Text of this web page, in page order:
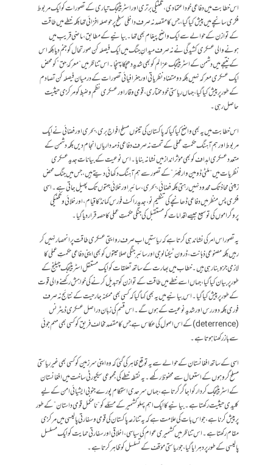
اس خطابت میں دفاعی خود اعتمادی، تکنیکی برتری اور اسٹریٹیجک تیاری کے تصورات کو ایک مربوط
فکری سانچے میں پیش کیا گیا، جس کا مقصد نہ صرف داخلی سطح پر حوصلہ افزائی تھا بلکہ خطے میں طاقت
کے توازن کے حوالے سے ایک واضح پیغام بھی تھا۔بیانیے کے مطابق، ماضی قریب میں
ہونے والی عسکری کشیدگی نے نہ صرف میدانِ جنگ میں ایک فیصلہ کن صورتحال کو جنم دیا بلکہ اس
کے نتیجے میں دشمن کے اسٹریٹیجک عزائم کو بھی شدید دھچکا پہنچا۔ اس تناظر میں “معرکۂ حق” کو محض
ایک عسکری معرکہ نہیں بلکہ دو متضاد نظریاتی اور جغرافیائی تصورات کے درمیان فیصلہ کن تصادم
کے طور پر پیش کیا گیا، جہاں ریاستی خودمختاری، قومی وقار اور عسکری نظم و ضبط کو مرکزی حیثیت
حاصل رہی۔
اس خطابت میں یہ بھی واضح کیا گیا کہ پاکستان کی تینوں مسلح افواج بری، بحری اور فضائی نے ایک
مربوط اور ہم آہنگ حکمتِ عملی کے تحت نہ صرف دفاعی ذمہ داریاں انجام دیں بلکہ دشمن کے
متعدد عسکری اہداف کو بھی مؤثر انداز میں نشانہ بنایا۔ اس نوعیت کے بیانات جدید عسکری
نظریات میں “ملٹی ڈومین وارفیئر” کے تصور سے ہم آہنگ دکھائی دیتے ہیں، جس میں جنگ محض
زمینی محاذ تک محدود نہیں رہتی بلکہ فضائی، بحری، سائبر اور خلائی جہتوں تک پھیل جاتی ہے۔ اسی
فکری پس منظر میں دفاعی ڈھانچے کی تنظیمِ نو، جدید راکٹ فورس کمانڈ کا قیام، اور خلائی و تکنیکی
پروگراموں کی توسیع جیسے اقدامات کو مستقبل کی جنگی حکمتِ عملی کا حصہ قرار دیا گیا۔
یہ تصور اس امر کی نشاندہی کرتا ہے کہ ریاستیں اب صرف روایتی عسکری طاقت پر انحصار نہیں کر
رہیں بلکہ مصنوعی ذہانت، ڈرون ٹیکنالوجی اور سائبر جنگی صلاحیتوں کو بھی اپنی دفاعی حکمتِ عملی کا
لازمی جزو بنا رہی ہیں۔خطاب میں بھارت کے ساتھ تعلقات کو ایک مستقل اسٹریٹیجک چیلنج کے
طور پر بیان کیا گیا، جہاں اسے خطے میں طاقت کے توازن کو تبدیل کرنے کی خواہش رکھنے والی قوت
کے طور پر پیش کیا گیا۔ اس بیانیے میں یہ بھی کہا گیا کہ کسی بھی ممکنہ جارحیت کے نتائج نہ صرف
فوری بلکہ دور رس اور شدید نوعیت کے ہوں گے۔ اس قسم کی زبان دراصل عسکری ڈیٹرنس
(deterrence) کے اس اصول کی عکاس ہے جس کا مقصد مخالف فریق کو کسی بھی مہم جوئی
سے باز رکھنا ہوتا ہے۔
اسی کے ساتھ افغانستان کے حوالے سے یہ توقع ظاہر کی گئی کہ وہ اپنی سرزمین کو کسی بھی غیر ریاستی
مسلح گروہوں کے استعمال سے محفوظ رکھے۔ یہ نقطہ خطے کی مجموعی سیکیورٹی ساخت میں افغانستان
کے اسٹریٹیجک کردار کو اجاگر کرتا ہے، جہاں سرحدی استحکام پورے جنوبی ایشیائی امن کے لیے
کلیدی حیثیت رکھتا ہے۔بیانیے کا ایک اہم پہلو کشمیر کے مسئلے کو “نامکمل قومی داستان” کے طور
پر پیش کرنا ہے، جو اس بات کی علامت ہے کہ یہ تنازعہ پاکستان کی قومی و سفارتی پالیسی میں مرکزی
مقام رکھتا ہے۔ اس تناظر میں کشمیری عوام کی سیاسی، اخلاقی اور سفارتی حمایت کو ایک مسلسل
پالیسی کے طور پر دہرایا گیا، جو ریاستی مؤقف کے تسلسل کو ظاہر کرتا ہے۔